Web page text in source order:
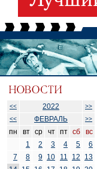
<< 2022
>>
<<
ФЕВРАЛЬ >>
пн вт ср чт пт сб
вс
1
2 3 4 5
6
7
8 9 10 11 12
13